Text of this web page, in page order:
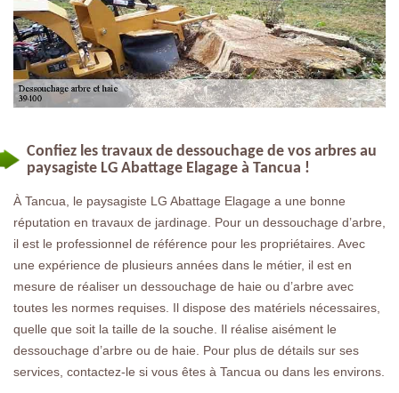
Confiez les travaux de dessouchage de vos arbres au
paysagiste LG Abattage Elagage à Tancua !
À Tancua, le paysagiste LG Abattage Elagage a une bonne
réputation en travaux de jardinage. Pour un dessouchage d’arbre,
il est le professionnel de référence pour les propriétaires. Avec
une expérience de plusieurs années dans le métier, il est en
mesure de réaliser un dessouchage de haie ou d’arbre avec
toutes les normes requises. Il dispose des matériels nécessaires,
quelle que soit la taille de la souche. Il réalise aisément le
dessouchage d’arbre ou de haie. Pour plus de détails sur ses
services, contactez-le si vous êtes à Tancua ou dans les environs.